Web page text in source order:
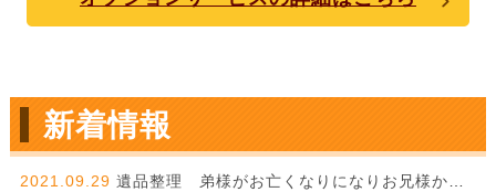
新着情報
2021.09.29 遺品整理 弟様がお亡くなりになりお兄様からのご依頼。